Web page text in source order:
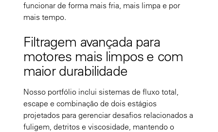
funcionar de forma mais fria, mais limpa e por
mais tempo.
Filtragem avançada para
motores mais limpos e com
maior durabilidade
Nosso portfólio inclui sistemas de fluxo total,
escape e combinação de dois estágios
projetados para gerenciar desafios relacionados a
fuligem, detritos e viscosidade, mantendo o